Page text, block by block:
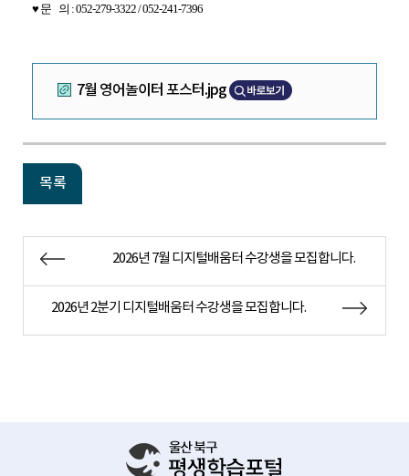
♥ 문 의 : 052-279-3322 / 052-241-7396
7월 영어놀이터 포스터.jpg
목록
2026년 7월 디지털배움터 수강생을 모집합니다.
2026년 2분기 디지털배움터 수강생을 모집합니다.